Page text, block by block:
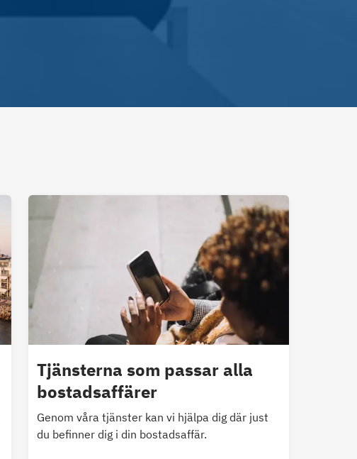
Tjänsterna som passar alla
bostadsaffärer
Genom våra tjänster kan vi hjälpa dig där just
du befinner dig i din bostadsaffär.